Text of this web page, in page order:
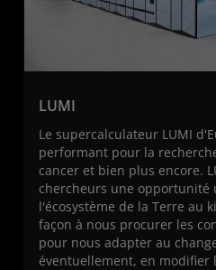
LUMI
Le supercalculateur LUMI
performant pour la
cancer et bien plus encore.
chercheurs une
l'écosystème de la Terre au
façon à nous procurer les
pour nous adapter au
éventuellement, en modifier